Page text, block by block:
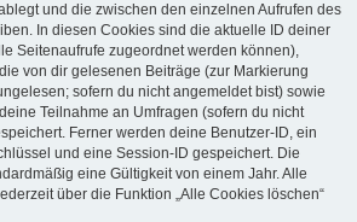
und die zwischen den einzelnen Aufrufen des
In diesen Cookies sind die aktuelle ID deiner
Seitenaufrufe zugeordnet werden können),
von dir gelesenen Beiträge (zur Markierung
sofern du nicht angemeldet bist) sowie
Teilnahme an Umfragen (sofern du nicht
Ferner werden deine Benutzer-ID, ein
und eine Session-ID gespeichert. Die
eine Gültigkeit von einem Jahr. Alle
über die Funktion „Alle Cookies löschen“